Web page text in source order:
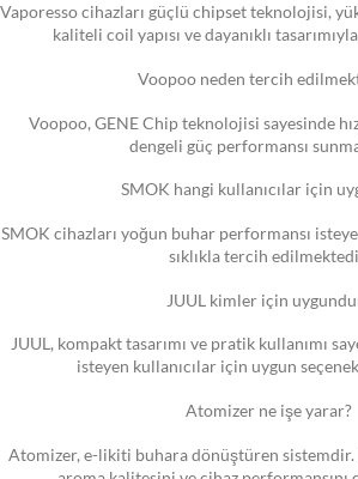
Vaporesso cihazları güçlü chipset teknolojisi,
kaliteli coil yapısı ve dayanıklı
Voopoo neden tercih
Voopoo, GENE Chip teknolojisi sayesinde
dengeli güç performansı
SMOK hangi kullanıcılar için
SMOK cihazları yoğun buhar performansı
sıklıkla tercih
JUUL kimler için
JUUL, kompakt tasarımı ve pratik kullanımı
isteyen kullanıcılar için uygun
Atomizer ne işe yarar?
Atomizer, e-likiti buhara dönüştüren